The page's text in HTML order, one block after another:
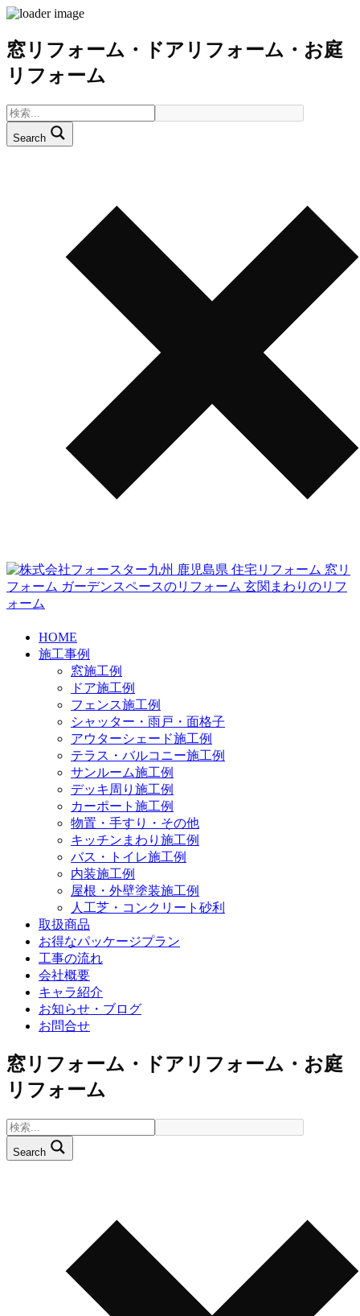
窓リフォーム・ドアリフォーム・お庭
リフォーム
Search
HOME
施工事例
窓施工例
ドア施工例
フェンス施工例
シャッター・雨戸・面格子
アウターシェード施工例
テラス・バルコニー施工例
サンルーム施工例
デッキ周り施工例
カーポート施工例
物置・手すり・その他
キッチンまわり施工例
バス・トイレ施工例
内装施工例
屋根・外壁塗装施工例
人工芝・コンクリート砂利
取扱商品
お得なパッケージプラン
工事の流れ
会社概要
キャラ紹介
お知らせ・ブログ
お問合せ
窓リフォーム・ドアリフォーム・お庭
リフォーム
Search